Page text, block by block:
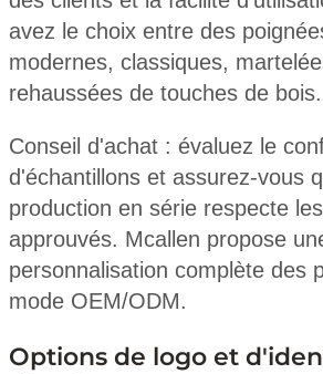
avez le choix entre des
modernes, classiques,
rehaussées de touches de bois.
Conseil d'achat : évaluez le
d'échantillons et assurez-vous
production en série respecte
approuvés. Mcallen propose
personnalisation complète des
mode OEM/ODM.
Options de logo et